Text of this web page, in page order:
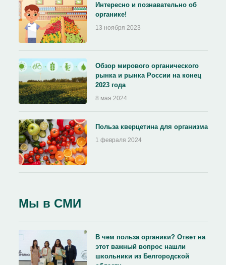
Интересно и познавательно об
органике!
13 ноября 2023
Обзор мирового органического
рынка и рынка России на конец
2023 года
8 мая 2024
Польза кверцетина для организма
1 февраля 2024
Мы в СМИ
В чем польза органики? Ответ на
этот важный вопрос нашли
школьники из Белгородской